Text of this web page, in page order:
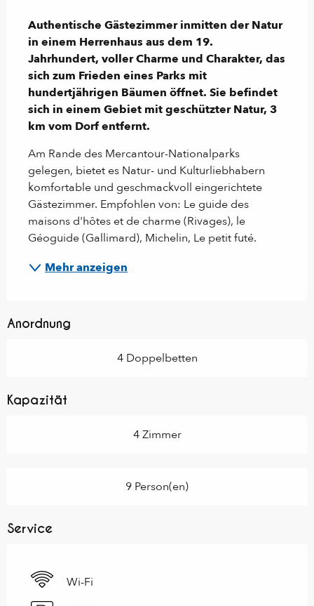
Authentische Gästezimmer inmitten der Natur
in einem Herrenhaus aus dem 19.
Jahrhundert, voller Charme und Charakter, das
sich zum Frieden eines Parks mit
hundertjährigen Bäumen öffnet. Sie befindet
sich in einem Gebiet mit geschützter Natur, 3
km vom Dorf entfernt.
Am Rande des Mercantour-Nationalparks
gelegen, bietet es Natur- und Kulturliebhabern
komfortable und geschmackvoll eingerichtete
Gästezimmer. Empfohlen von: Le guide des
maisons d'hôtes et de charme (Rivages), le
Géoguide (Gallimard), Michelin, Le petit futé.
Mehr anzeigen
Anordnung
4 Doppelbetten
Kapazität
4 Zimmer
9 Person(en)
Service
Wi-Fi